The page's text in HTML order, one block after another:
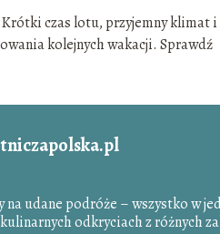
czas lotu, przyjemny klimat i
kolejnych wakacji. Sprawdź
udane podróże – wszystko w
odkryciach z różnych